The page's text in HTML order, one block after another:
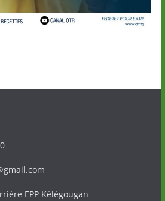
EPP Kélégougan